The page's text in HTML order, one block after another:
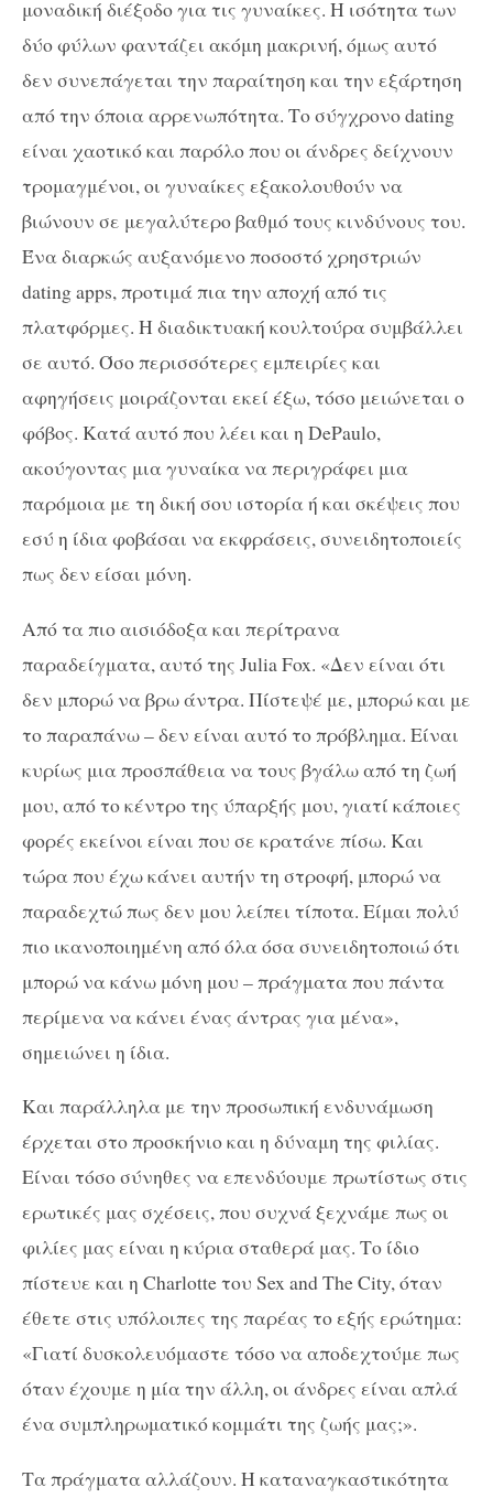
μοναδική διέξοδο για τις γυναίκες. Η ισότητα των
δύο φύλων φαντάζει ακόμη μακρινή, όμως αυτό
δεν συνεπάγεται την παραίτηση και την εξάρτηση
από την όποια αρρενωπότητα. Το σύγχρονο dating
είναι χαοτικό και παρόλο που οι άνδρες δείχνουν
τρομαγμένοι, οι γυναίκες εξακολουθούν να
βιώνουν σε μεγαλύτερο βαθμό τους κινδύνους του.
Ένα διαρκώς αυξανόμενο ποσοστό χρηστριών
dating apps, προτιμά πια την αποχή από τις
πλατφόρμες. Η διαδικτυακή κουλτούρα συμβάλλει
σε αυτό. Όσο περισσότερες εμπειρίες και
αφηγήσεις μοιράζονται εκεί έξω, τόσο μειώνεται ο
φόβος. Κατά αυτό που λέει και η DePaulo,
ακούγοντας μια γυναίκα να περιγράφει μια
παρόμοια με τη δική σου ιστορία ή και σκέψεις που
εσύ η ίδια φοβάσαι να εκφράσεις, συνειδητοποιείς
πως δεν είσαι μόνη.
Από τα πιο αισιόδοξα και περίτρανα
παραδείγματα, αυτό της Julia Fox. «Δεν είναι ότι
δεν μπορώ να βρω άντρα. Πίστεψέ με, μπορώ και με
το παραπάνω – δεν είναι αυτό το πρόβλημα. Είναι
κυρίως μια προσπάθεια να τους βγάλω από τη ζωή
μου, από το κέντρο της ύπαρξής μου, γιατί κάποιες
φορές εκείνοι είναι που σε κρατάνε πίσω. Και
τώρα που έχω κάνει αυτήν τη στροφή, μπορώ να
παραδεχτώ πως δεν μου λείπει τίποτα. Είμαι πολύ
πιο ικανοποιημένη από όλα όσα συνειδητοποιώ ότι
μπορώ να κάνω μόνη μου – πράγματα που πάντα
περίμενα να κάνει ένας άντρας για μένα»,
σημειώνει η ίδια.
Και παράλληλα με την προσωπική ενδυνάμωση
έρχεται στο προσκήνιο και η δύναμη της φιλίας.
Είναι τόσο σύνηθες να επενδύουμε πρωτίστως στις
ερωτικές μας σχέσεις, που συχνά ξεχνάμε πως οι
φιλίες μας είναι η κύρια σταθερά μας. Το ίδιο
πίστευε και η Charlotte του Sex and The City, όταν
έθετε στις υπόλοιπες της παρέας το εξής ερώτημα:
«Γιατί δυσκολευόμαστε τόσο να αποδεχτούμε πως
όταν έχουμε η μία την άλλη, οι άνδρες είναι απλά
ένα συμπληρωματικό κομμάτι της ζωής μας;».
Τα πράγματα αλλάζουν. Η καταναγκαστικότητα